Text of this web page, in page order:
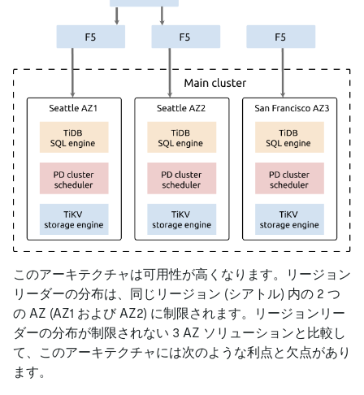
このアーキテクチャは可用性が高くなります。リージョン
リーダーの分布は、同じリージョン (シアトル) 内の 2 つ
の AZ (AZ1 および AZ2) に制限されます。リージョンリー
ダーの分布が制限されない 3 AZ ソリューションと比較し
て、このアーキテクチャには次のような利点と欠点があり
ます。